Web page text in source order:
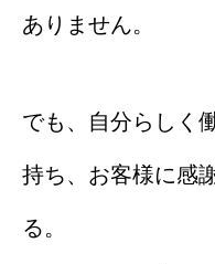
ありません。
でも、自分らしく
持ち、お客様に感
る。